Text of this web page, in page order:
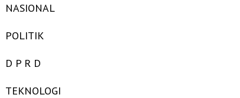
NASIONAL
POLITIK
D P R D
TEKNOLOGI